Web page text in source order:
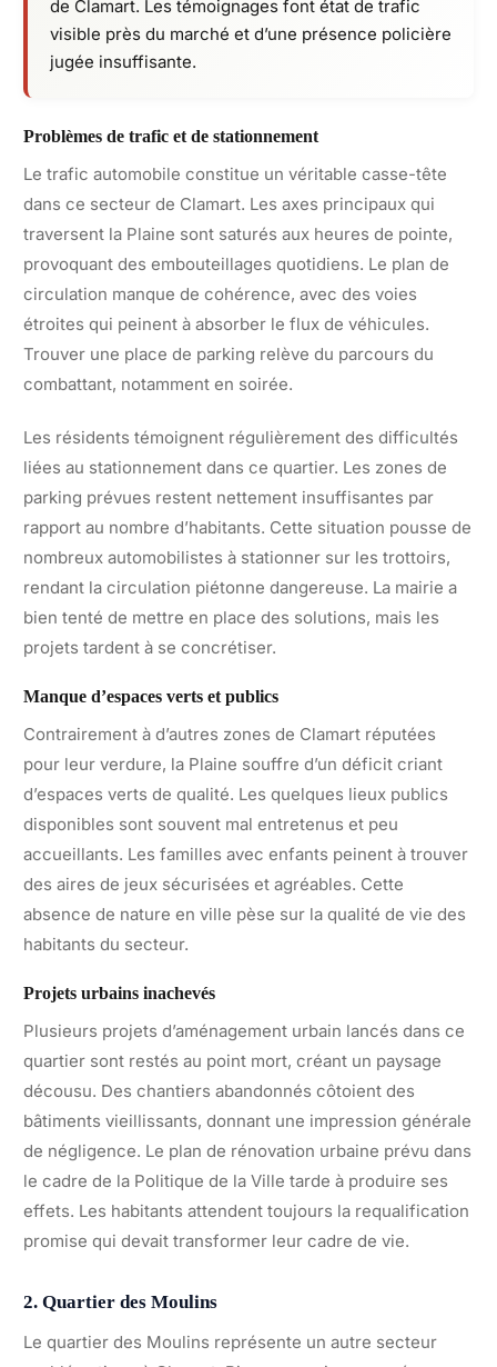
de Clamart. Les témoignages font état de trafic
visible près du marché et d’une présence policière
jugée insuffisante.
Problèmes de trafic et de stationnement
Le trafic automobile constitue un véritable casse-tête
dans ce secteur de Clamart. Les axes principaux qui
traversent la Plaine sont saturés aux heures de pointe,
provoquant des embouteillages quotidiens. Le plan de
circulation manque de cohérence, avec des voies
étroites qui peinent à absorber le flux de véhicules.
Trouver une place de parking relève du parcours du
combattant, notamment en soirée.
Les résidents témoignent régulièrement des difficultés
liées au stationnement dans ce quartier. Les zones de
parking prévues restent nettement insuffisantes par
rapport au nombre d’habitants. Cette situation pousse de
nombreux automobilistes à stationner sur les trottoirs,
rendant la circulation piétonne dangereuse. La mairie a
bien tenté de mettre en place des solutions, mais les
projets tardent à se concrétiser.
Manque d’espaces verts et publics
Contrairement à d’autres zones de Clamart réputées
pour leur verdure, la Plaine souffre d’un déficit criant
d’espaces verts de qualité. Les quelques lieux publics
disponibles sont souvent mal entretenus et peu
accueillants. Les familles avec enfants peinent à trouver
des aires de jeux sécurisées et agréables. Cette
absence de nature en ville pèse sur la qualité de vie des
habitants du secteur.
Projets urbains inachevés
Plusieurs projets d’aménagement urbain lancés dans ce
quartier sont restés au point mort, créant un paysage
décousu. Des chantiers abandonnés côtoient des
bâtiments vieillissants, donnant une impression générale
de négligence. Le plan de rénovation urbaine prévu dans
le cadre de la Politique de la Ville tarde à produire ses
effets. Les habitants attendent toujours la requalification
promise qui devait transformer leur cadre de vie.
2. Quartier des Moulins
Le quartier des Moulins représente un autre secteur